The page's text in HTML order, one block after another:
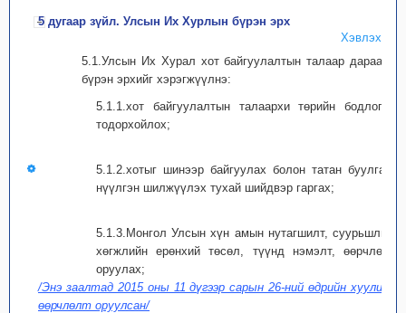
5 дугаар зүйл. Улсын Их Хурлын бүрэн эрх
Хэвлэх
5.1.Улсын Их Хурал хот байгуулалтын талаар дараахь
бүрэн эрхийг хэрэгжүүлнэ:
5.1.1.хот байгуулалтын талаархи төрийн бодлогыг
тодорхойлох;
5.1.2.хотыг шинээр байгуулах болон татан буулгах,
нүүлгэн шилжүүлэх тухай шийдвэр гаргах;
5.1.3.Монгол Улсын хүн амын нутагшилт, суурьшлын
хөгжлийн ерөнхий төсөл, түүнд нэмэлт, өөрчлөлт
оруулах;
/Энэ заалтад 2015 оны 11 дүгээр сарын 26-ний өдрийн хуулиар
өөрчлөлт оруулсан/